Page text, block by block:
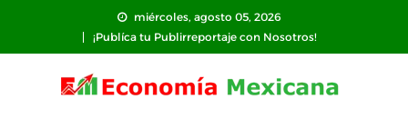
contenido
miércoles, agosto 05, 2026
¡Publíca tu Publirreportaje con Nosotros!